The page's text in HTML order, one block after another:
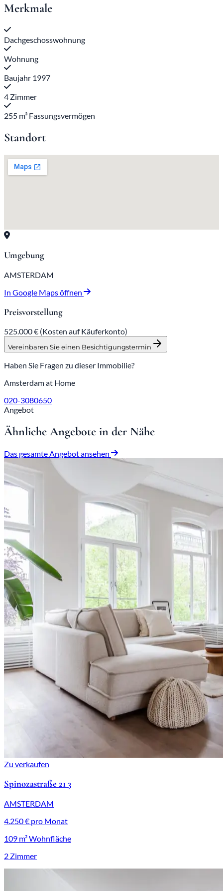
Merkmale
Dachgeschosswohnung
Wohnung
Baujahr 1997
4 Zimmer
255 m³ Fassungsvermögen
Standort
Umgebung
AMSTERDAM
In Google Maps öffnen
Preisvorstellung
525.000 € (Kosten auf Käuferkonto)
Vereinbaren Sie einen Besichtigungstermin
Haben Sie Fragen zu dieser Immobilie?
Amsterdam at Home
020-3080650
Angebot
Ähnliche Angebote in der Nähe
Das gesamte Angebot ansehen
Zu verkaufen
Spinozastraße 21 3
AMSTERDAM
4.250 € pro Monat
109 m² Wohnfläche
2 Zimmer